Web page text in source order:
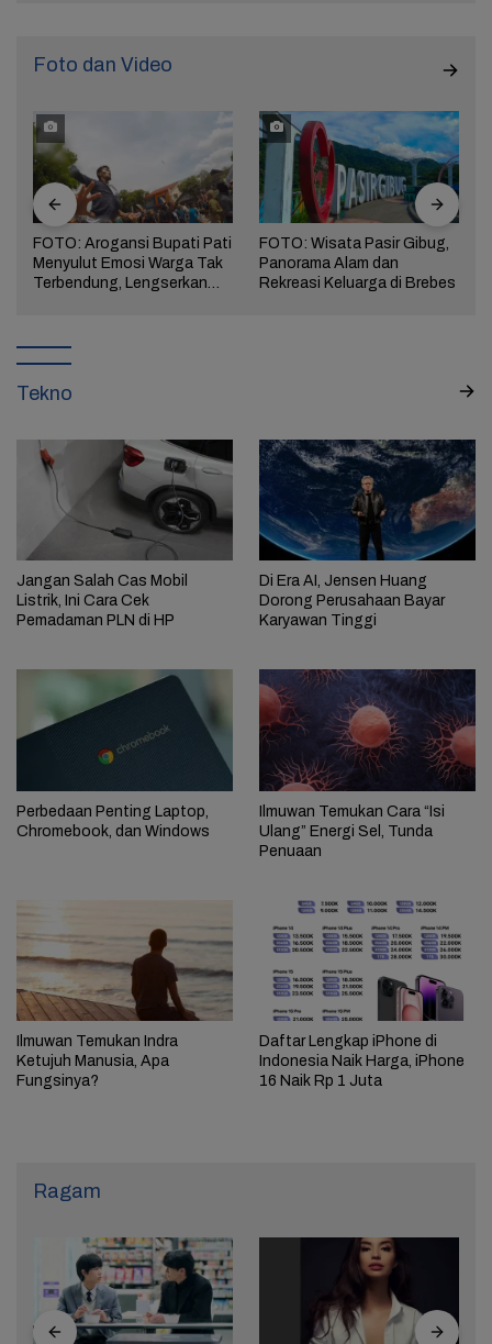
Foto dan Video
FOTO: Arogansi Bupati Pati
Menyulut Emosi Warga Tak
Terbendung, Lengserkan
FOTO: Wisata Pasir Gibug,
Panorama Alam dan
Rekreasi Keluarga di Brebes
Tekno
Jangan Salah Cas Mobil
Listrik, Ini Cara Cek
Pemadaman PLN di HP
Di Era AI, Jensen Huang
Dorong Perusahaan Bayar
Karyawan Tinggi
Perbedaan Penting Laptop,
Chromebook, dan Windows
Ilmuwan Temukan Cara “Isi
Ulang” Energi Sel, Tunda
Penuaan
Ilmuwan Temukan Indra
Ketujuh Manusia, Apa
Fungsinya?
Daftar Lengkap iPhone di
Indonesia Naik Harga, iPhone
16 Naik Rp 1 Juta
Ragam